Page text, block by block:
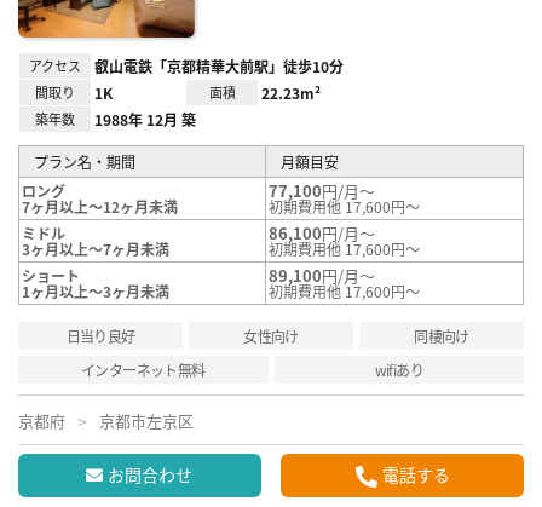
アクセス 叡山電鉄「京都精華大前駅」徒歩10分
間取り 1K 面積 22.23m²
築年数 1988年 12月 築
プラン名・期間
月額目安
ロング
7ヶ月以上～12ヶ月未満
77,100円/月～
初期費用他 17,600円～
ミドル
3ヶ月以上～7ヶ月未満
86,100円/月～
初期費用他 17,600円～
ショート
1ヶ月以上～3ヶ月未満
89,100円/月～
初期費用他 17,600円～
日当り良好 女性向け
同棲向け
インターネット無料
wifiあり
京都府 京都市左京区
お問合わせ 電話する